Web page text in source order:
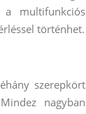
multifunkciós
történhet.
szerepkört
nagyban